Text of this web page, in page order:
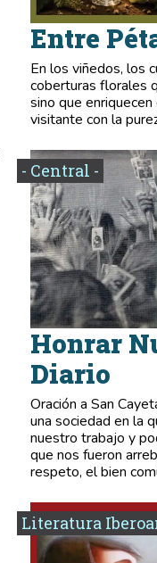
Entre
En los viñedos, los
coberturas florales
sino que
visitante con la
- Central -
Honrar
Diario
Oración a San
una sociedad en la
nuestro trabajo y
que nos fueron
respeto, el bien
Literatura